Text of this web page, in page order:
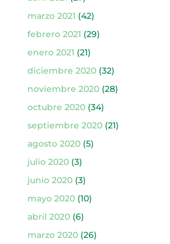
marzo 2021 (42)
febrero 2021 (29)
enero 2021 (21)
diciembre 2020(32)
noviembre 2020(28)
octubre 2020(34)
septiembre 2020(21)
agosto 2020(5)
julio 2020(3)
junio 2020(3)
mayo 2020(10)
abril 2020(6)
marzo 2020(26)